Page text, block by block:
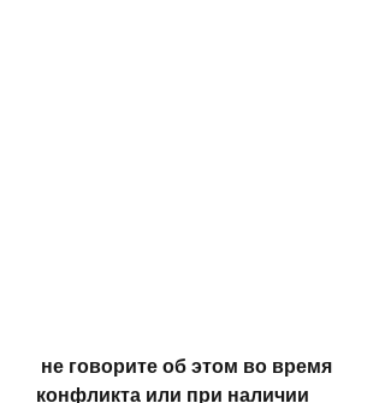
конфликта или при наличии